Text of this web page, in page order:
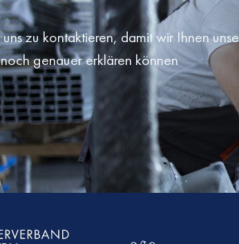
zu kontaktieren, damit wir Ihnen
genauer erklären können